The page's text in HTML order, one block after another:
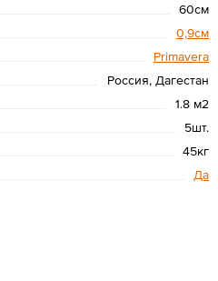
60см
0,9см
Primavera
Россия, Дагестан
1.8 м2
5шт.
45кг
Да